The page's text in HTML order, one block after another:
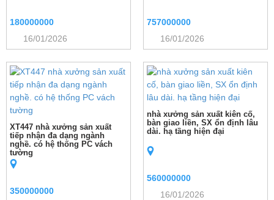
180000000
16/01/2026
757000000
16/01/2026
XT447 nhà xưởng sản xuất
tiếp nhận đa dạng ngành
nghề. có hệ thống PC vách
tường
350000000
nhà xưởng sản xuất kiên cố,
bàn giao liền, SX ổn định lâu
dài. hạ tầng hiện đại
560000000
16/01/2026